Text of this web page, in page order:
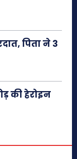
पिता ने 3
की हेरोइन